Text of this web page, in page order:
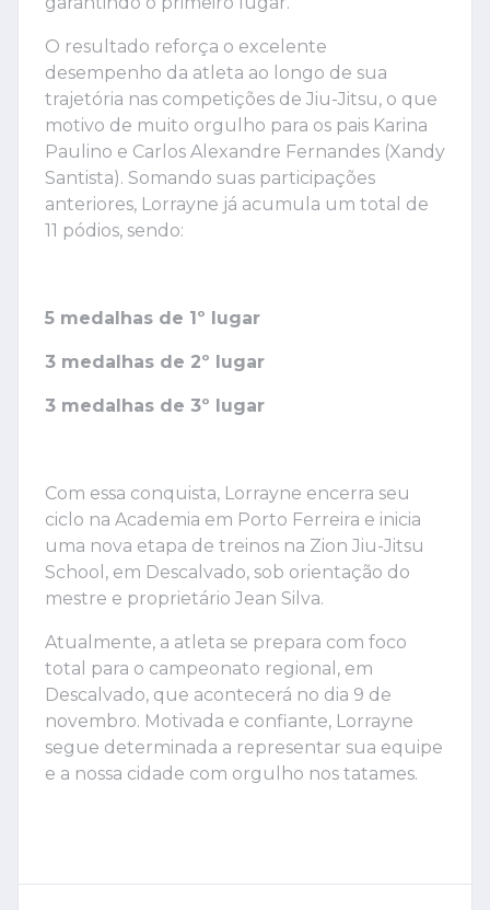
O resultado reforça o excelente
desempenho da atleta ao longo de sua
trajetória nas competições de Jiu-Jitsu, o que
motivo de muito orgulho para os pais Karina
Paulino e Carlos Alexandre Fernandes (Xandy
Santista). Somando suas participações
anteriores, Lorrayne já acumula um total de
11 pódios, sendo:
5 medalhas de 1º lugar
3 medalhas de 2º lugar
3 medalhas de 3º lugar
Com essa conquista, Lorrayne encerra seu
ciclo na Academia em Porto Ferreira e inicia
uma nova etapa de treinos na Zion Jiu-Jitsu
School, em Descalvado, sob orientação do
mestre e proprietário Jean Silva.
Atualmente, a atleta se prepara com foco
total para o campeonato regional, em
Descalvado, que acontecerá no dia 9 de
novembro. Motivada e confiante, Lorrayne
segue determinada a representar sua equipe
e a nossa cidade com orgulho nos tatames.